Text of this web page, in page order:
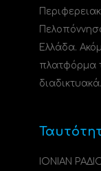
Ελλάδα.
πλατφόρμα
διαδικτυακά.
ΙΟΝΙΑΝ